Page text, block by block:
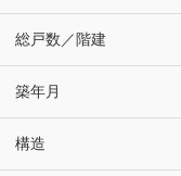
総戸数／階建
築年月
構造